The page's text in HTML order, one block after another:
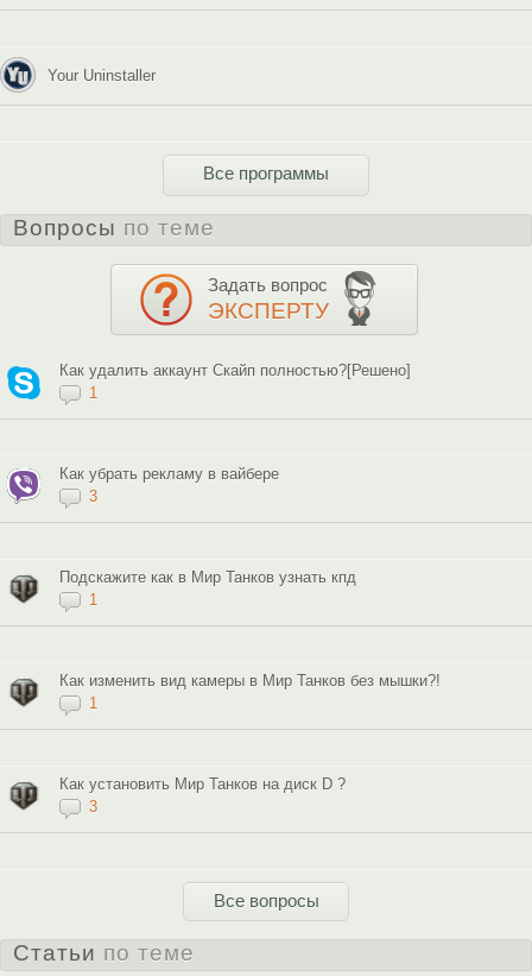
Your Uninstaller
Все программы
Вопросы по теме
Задать вопрос
ЭКСПЕРТУ
Как удалить аккаунт Скайп полностью?[Решено]
1
Как убрать рекламу в вайбере
3
Подскажите как в Мир Танков узнать кпд
1
Как изменить вид камеры в Мир Танков без мышки?!
1
Как установить Мир Танков на диск D ?
3
Все вопросы
Статьи по теме